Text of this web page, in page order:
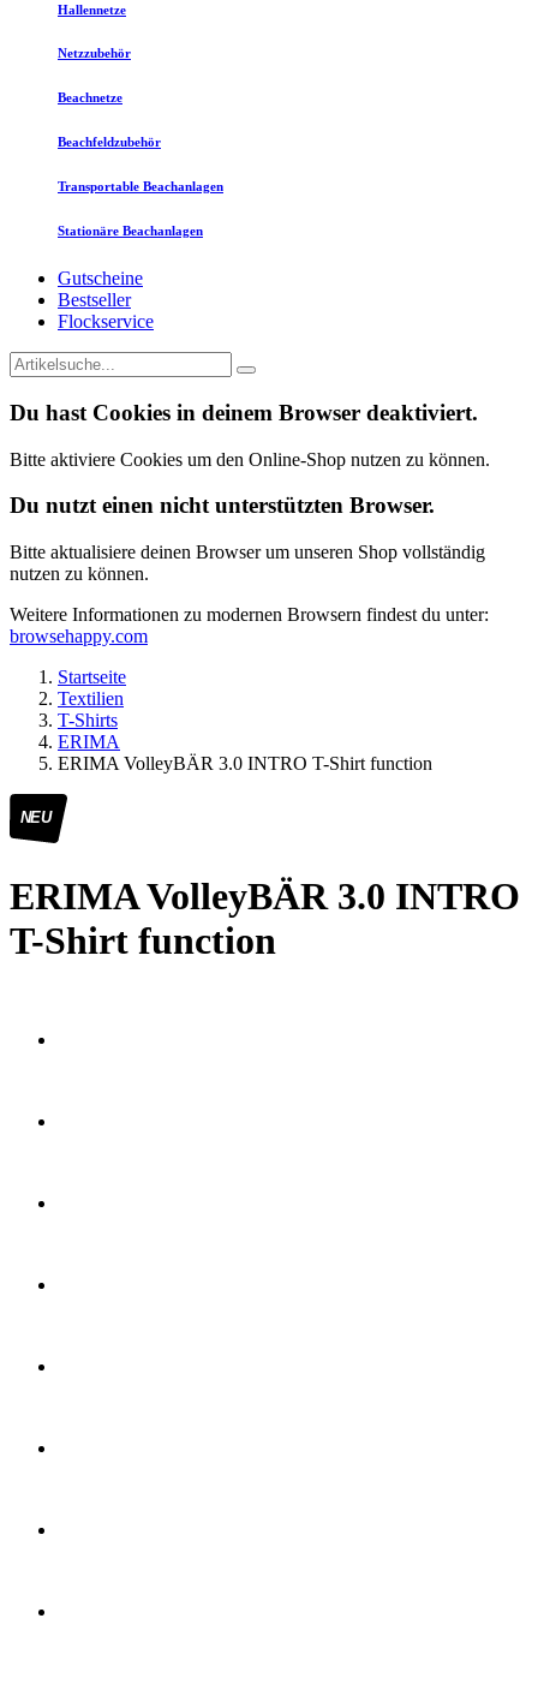
Hallennetze
Netzzubehör
Beachnetze
Beachfeldzubehör
Transportable Beachanlagen
Stationäre Beachanlagen
Gutscheine
Bestseller
Flockservice
Du hast Cookies in deinem Browser deaktiviert.
Bitte aktiviere Cookies um den Online-Shop nutzen zu können.
Du nutzt einen nicht unterstützten Browser.
Bitte aktualisiere deinen Browser um unseren Shop vollständig
nutzen zu können.
Weitere Informationen zu modernen Browsern findest du unter:
browsehappy.com
Startseite
Textilien
T-Shirts
ERIMA
ERIMA VolleyBÄR 3.0 INTRO T-Shirt function
NEU
ERIMA VolleyBÄR 3.0 INTRO
T-Shirt function